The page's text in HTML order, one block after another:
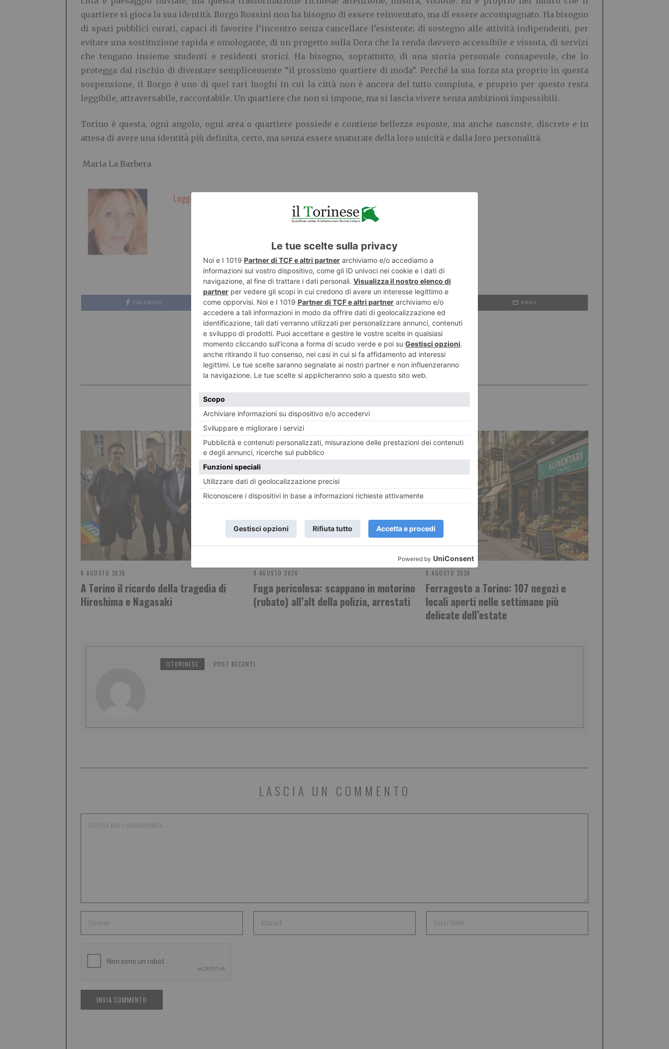
quartiere si gioca la sua identità. Borgo Rossini non ha bisogno di essere reinventato, ma di essere accompagnato. Ha bisogno
di spazi pubblici curati, capaci di favorire l’incontro senza cancellare l’esistente; di sostegno alle attività indipendenti, per
evitare una sostituzione rapida e omologante, di un progetto sulla Dora che la renda davvero accessibile e vissuta, di servizi
che tengano insieme studenti e residenti storici. Ha bisogno, soprattutto, di una storia personale consapevole, che lo
protegga dal rischio di diventare semplicemente “il prossimo quartiere di moda”. Perché la sua forza sta proprio in questa
sospensione, il Borgo è uno di quei rari luoghi in cui la città non è ancora del tutto compiuta, e proprio per questo resta
leggibile, attraversabile, raccontabile. Un quartiere che non si impone, ma si lascia vivere senza ambizioni impossibili.
Torino è questa, ogni angolo, ogni area o quartiere possiede e contiene bellezze esposte, ma anche nascoste, discrete e in
attesa di avere una identità più definita, certo, ma senza essere snaturate della loro unicità e dalla loro personalità.
Maria La Barbera
Leggi qui le ultime notizie:
FACEBOOK TWITTER WHATSAPP EMAIL
CRONACA
POTREBBE INTERESSARTI...
8 AGOSTO 2026
A Torino il ricordo della tragedia di
Hiroshima e Nagasaki
8 AGOSTO 2026
Fuga pericolosa: scappano in motorino
(rubato) all’alt della polizia, arrestati
8 AGOSTO 2026
Ferragosto a Torino: 107 negozi e
locali aperti nelle settimane più
delicate dell’estate
ILTORINESE POST RECENTI
LASCIA UN COMMENTO